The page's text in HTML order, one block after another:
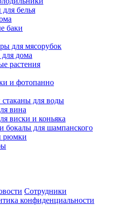
белья
баки
для мясорубок
дома
растения
и фотопанно
для воды
вина
виски и коньяка
бокалы для шампанского
рюмки
Сотрудники
конфиденциальности